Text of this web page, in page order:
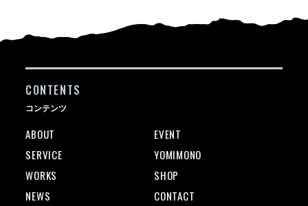
CONTENTS
コンテンツ
ABOUT
EVENT
SERVICE
YOMIMONO
WORKS
SHOP
NEWS
CONTACT